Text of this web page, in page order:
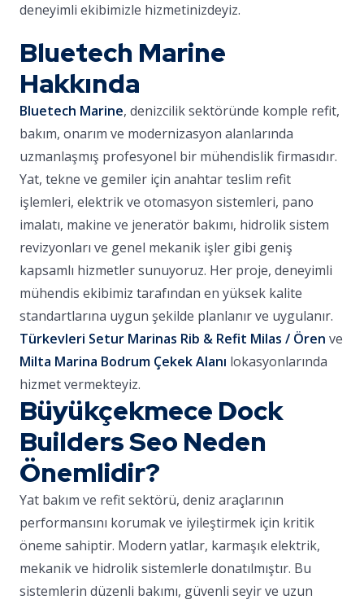
deneyimli ekibimizle hizmetinizdeyiz.
Bluetech Marine
Hakkında
Bluetech Marine, denizcilik sektöründe komple refit,
bakım, onarım ve modernizasyon alanlarında
uzmanlaşmış profesyonel bir mühendislik firmasıdır.
Yat, tekne ve gemiler için anahtar teslim refit
işlemleri, elektrik ve otomasyon sistemleri, pano
imalatı, makine ve jeneratör bakımı, hidrolik sistem
revizyonları ve genel mekanik işler gibi geniş
kapsamlı hizmetler sunuyoruz. Her proje, deneyimli
mühendis ekibimiz tarafından en yüksek kalite
standartlarına uygun şekilde planlanır ve uygulanır.
Türkevleri Setur Marinas Rib & Refit Milas / Ören ve
Milta Marina Bodrum Çekek Alanı lokasyonlarında
hizmet vermekteyiz.
Büyükçekmece Dock
Builders Seo Neden
Önemlidir?
Yat bakım ve refit sektörü, deniz araçlarının
performansını korumak ve iyileştirmek için kritik
öneme sahiptir. Modern yatlar, karmaşık elektrik,
mekanik ve hidrolik sistemlerle donatılmıştır. Bu
sistemlerin düzenli bakımı, güvenli seyir ve uzun